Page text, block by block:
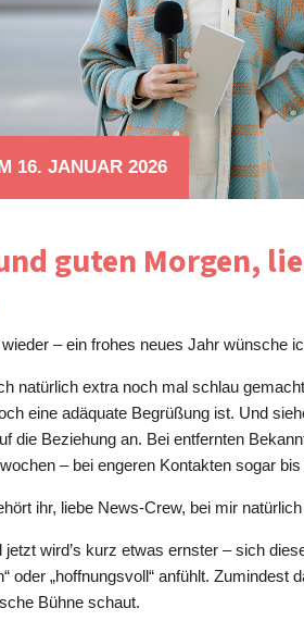
16. JANUAR 2026
guten Morgen,
– ein frohes neues Jahr wünsche
natürlich extra noch mal schlau
eine adäquate Begrüßung ist. Und
die Beziehung an. Bei entfernten
– bei engeren Kontakten sogar bis
ihr, liebe News-Crew, bei mir
jetzt wird’s kurz etwas ernster – sich
oder „hoffnungsvoll“ anfühlt. Zumindest
Bühne schaut.